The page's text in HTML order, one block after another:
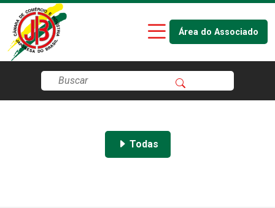
Área do Associado
Todas